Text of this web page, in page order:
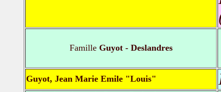
FamilleGuyot - Deslandres
Guyot, Jean Marie Emile "Louis"